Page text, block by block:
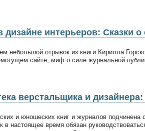
дизайне интерьеров: Сказки
небольшой отрывок из книги Кирилла
сайте, миф о силе журнальной
верстальщика и
и юношеских книг и журналов
в настоящее время обязан